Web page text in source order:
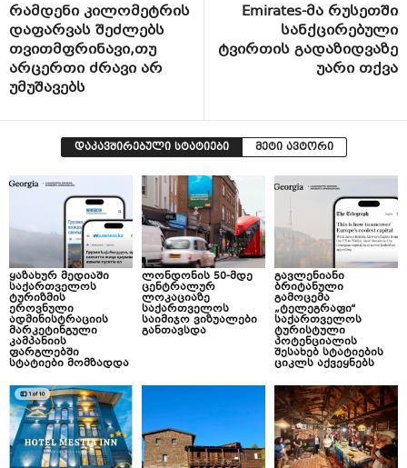
რამდენი კილომეტრის
დაფარვას შეძლებს
თვითმფრინავი,თუ
არცერთი ძრავი არ
უმუშავებს
Emirates-მა რუსეთში
სანქცირებული
ტვირთის გადაზიდვაზე
უარი თქვა
დაკავშირებული სტატიები მეტი ავტორი
ყაზახურ მედიაში
საქართველოს
ტურიზმის
ეროვნული
ადმინისტრაციის
მარკეტინგული
კამპანიის
ფარგლებში
სტატიები მომზადდა
ლონდონის 50-მდე
ცენტრალურ
ლოკაციაზე
საქართველოს
საიმიჯო ვიზუალები
განთავსდა
გავლენიანი
ბრიტანული
გამოცემა
„ტელეგრაფი“
საქართველოს
ტურისტული
პოტენციალის
შესახებ სტატიების
ციკლს აქვეყნებს